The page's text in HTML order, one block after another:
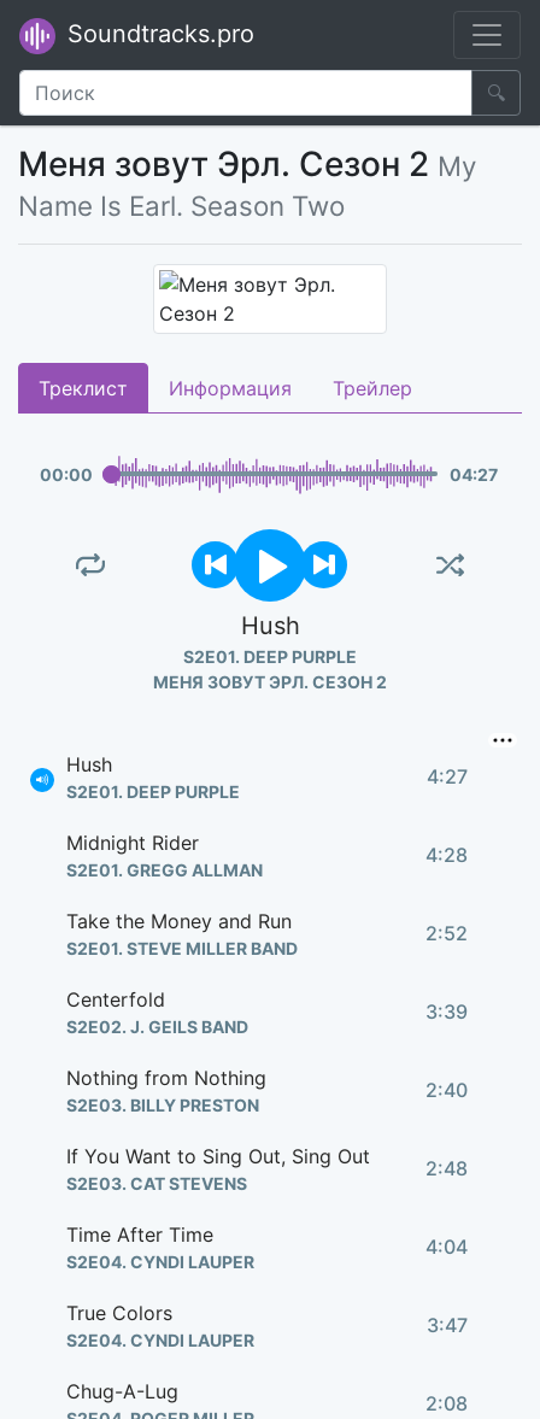
Soundtracks.pro
🔍
Меня зовут Эрл. Сезон 2 My
Name Is Earl. Season Two
Треклист Информация Трейлер
00:00 04:27
Hush
S2E01. DEEP PURPLE
МЕНЯ ЗОВУТ ЭРЛ. СЕЗОН 2
Hush
S2E01. DEEP PURPLE
4:27
Midnight Rider
S2E01. GREGG ALLMAN
4:28
Take the Money and Run
S2E01. STEVE MILLER BAND
2:52
Centerfold
S2E02. J. GEILS BAND
3:39
Nothing from Nothing
S2E03. BILLY PRESTON
2:40
If You Want to Sing Out, Sing Out
S2E03. CAT STEVENS
2:48
Time After Time
S2E04. CYNDI LAUPER
4:04
True Colors
S2E04. CYNDI LAUPER
3:47
Chug-A-Lug 2:08